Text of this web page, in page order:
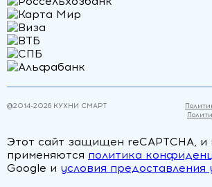
@2014-2026 КУХНИ СМАРТ
Этот сайт защищен reCAPTCHA, и
применяются политика
Google и условия предоставления